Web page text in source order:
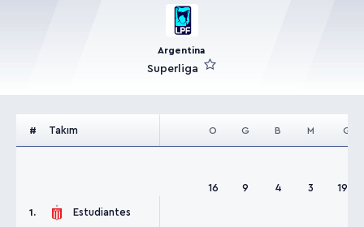
Argentina
Superliga
# Takım O G B M G
1. Estudiantes
16 9 4 3 19:7